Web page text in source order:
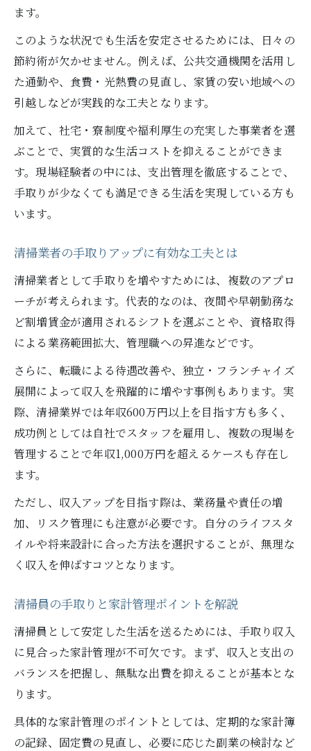
ます。
このような状況でも生活を安定させるためには、日々の
節約術が欠かせません。例えば、公共交通機関を活用し
た通勤や、食費・光熱費の見直し、家賃の安い地域への
引越しなどが実践的な工夫となります。
加えて、社宅・寮制度や福利厚生の充実した事業者を選
ぶことで、実質的な生活コストを抑えることができま
す。現場経験者の中には、支出管理を徹底することで、
手取りが少なくても満足できる生活を実現している方も
います。
清掃業者の手取りアップに有効な工夫とは
清掃業者として手取りを増やすためには、複数のアプロ
ーチが考えられます。代表的なのは、夜間や早朝勤務な
ど割増賃金が適用されるシフトを選ぶことや、資格取得
による業務範囲拡大、管理職への昇進などです。
さらに、転職による待遇改善や、独立・フランチャイズ
展開によって収入を飛躍的に増やす事例もあります。実
際、清掃業界では年収600万円以上を目指す方も多く、
成功例としては自社でスタッフを雇用し、複数の現場を
管理することで年収1,000万円を超えるケースも存在し
ます。
ただし、収入アップを目指す際は、業務量や責任の増
加、リスク管理にも注意が必要です。自分のライフスタ
イルや将来設計に合った方法を選択することが、無理な
く収入を伸ばすコツとなります。
清掃員の手取りと家計管理ポイントを解説
清掃員として安定した生活を送るためには、手取り収入
に見合った家計管理が不可欠です。まず、収入と支出の
バランスを把握し、無駄な出費を抑えることが基本とな
ります。
具体的な家計管理のポイントとしては、定期的な家計簿
の記録、固定費の見直し、必要に応じた副業の検討など